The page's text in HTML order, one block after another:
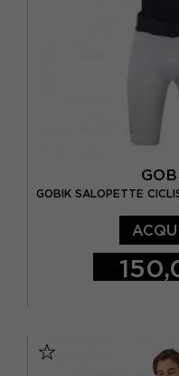
GOBIK SALOPETTE